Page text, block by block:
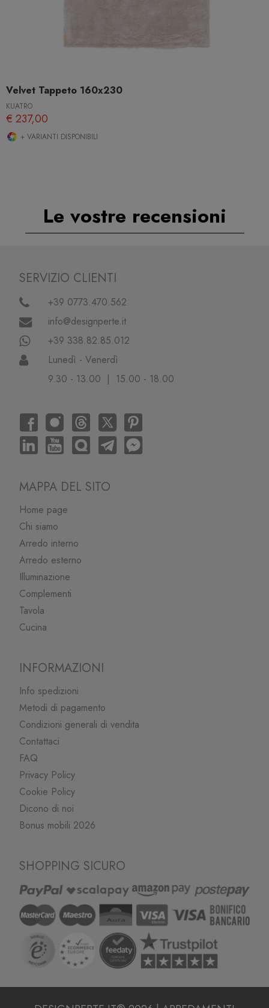
Velvet Tappeto 160x230
KUATRO
€ 237,00
+ VARIANTI DISPONIBILI
Le vostre recensioni
SERVIZIO CLIENTI
+39 0773.470.562
info@designperte.it
+39 338.82.85.012
Lunedì - Venerdì
9.30 - 13.00 | 15.00 - 18.00
MAPPA DEL SITO
Home page
Chi siamo
Arredo interno
Arredo esterno
Illuminazione
Complementi
Tavola
Cucina
INFORMAZIONI
Info spedizioni
Metodi di pagamento
Condizioni generali di vendita
Contattaci
FAQ
Privacy Policy
Cookie Policy
Dicono di noi
Bonus mobili 2026
SHOPPING SICURO